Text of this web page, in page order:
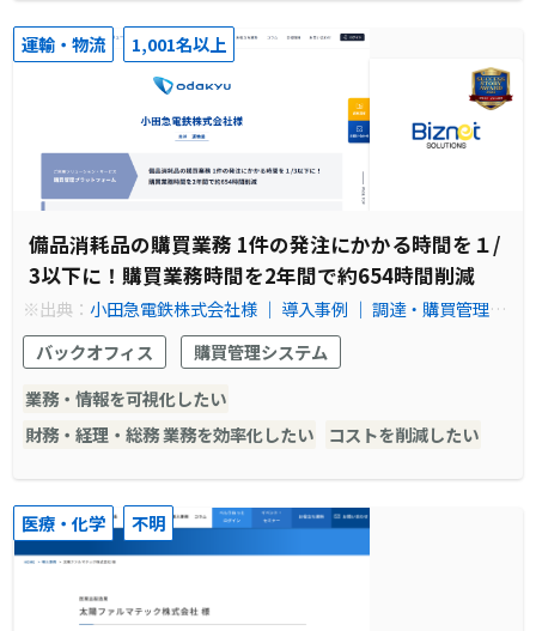
運輸・物流 1,001名以上
備品消耗品の購買業務 1件の発注にかかる時間を１/
3以下に！購買業務時間を2年間で約654時間削減
※出典：小田急電鉄株式会社様 ｜ 導入事例 ｜ 調達・購買管理シ
ステムのビズネット株式会社
バックオフィス
購買管理システム
業務・情報を可視化したい
財務・経理・総務 業務を効率化したい
コストを削減したい
医療・化学 不明